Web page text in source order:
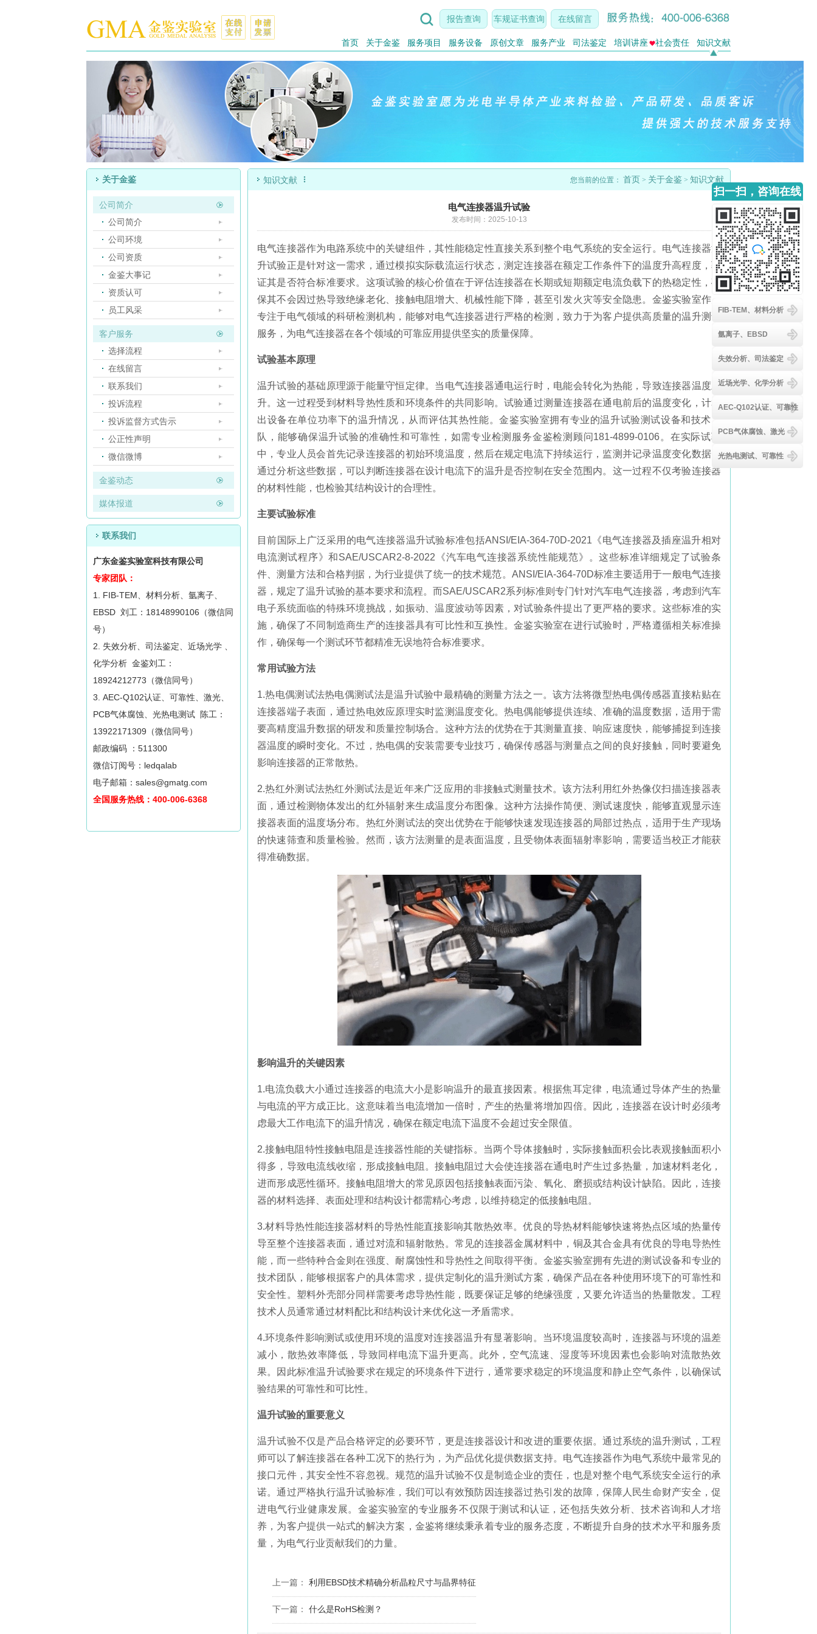
在线留言
车规证书查询
报告查询

首页 关于金鉴 服务项目 服务设备 原创文章 服务产业 司法鉴定 培训讲座 社会责任 知识文献
关于金鉴
公司简介
公司简介
公司环境
公司资质
金鉴大事记
资质认可
员工风采
客户服务
选择流程
在线留言
联系我们
投诉流程
投诉监督方式告示
公正性声明
微信微博
金鉴动态
媒体报道
联系我们
广东金鉴实验室科技有限公司
专家团队：
1. FIB-TEM、材料分析、氩离子、
EBSD 刘工：18148990106（微信同
号）
2. 失效分析、司法鉴定、近场光学 、
化学分析 金鉴刘工：
18924212773（微信同号）
3. AEC-Q102认证、可靠性、激光、
PCB气体腐蚀、光热电测试 陈工：
13922171309（微信同号）
邮政编码 ：511300
微信订阅号：ledqalab
电子邮箱：sales@gmatg.com
全国服务热线：400-006-6368
知识文献  您当前的位置： 首页 > 关于金鉴 > 知识文献
电气连接器温升试验
发布时间：2025-10-13
电气连接器作为电路系统中的关键组件，其性能稳定性直接关系到整个电气系统的安全运行。电气连接器温
升试验正是针对这一需求，通过模拟实际载流运行状态，测定连接器在额定工作条件下的温度升高程度，验
证其是否符合标准要求。这项试验的核心价值在于评估连接器在长期或短期额定电流负载下的热稳定性，确
保其不会因过热导致绝缘老化、接触电阻增大、机械性能下降，甚至引发火灾等安全隐患。金鉴实验室作为
专注于电气领域的科研检测机构，能够对电气连接器进行严格的检测，致力于为客户提供高质量的温升测试
服务，为电气连接器在各个领域的可靠应用提供坚实的质量保障。
试验基本原理
温升试验的基础原理源于能量守恒定律。当电气连接器通电运行时，电能会转化为热能，导致连接器温度上
升。这一过程受到材料导热性质和环境条件的共同影响。试验通过测量连接器在通电前后的温度变化，计算
出设备在单位功率下的温升情况，从而评估其热性能。金鉴实验室拥有专业的温升试验测试设备和技术团
队，能够确保温升试验的准确性和可靠性，如需专业检测服务金鉴检测顾问181-4899-0106。在实际试验
中，专业人员会首先记录连接器的初始环境温度，然后在规定电流下持续运行，监测并记录温度变化数据。
通过分析这些数据，可以判断连接器在设计电流下的温升是否控制在安全范围内。这一过程不仅考验连接器
的材料性能，也检验其结构设计的合理性。
主要试验标准
目前国际上广泛采用的电气连接器温升试验标准包括ANSI/EIA-364-70D-2021《电气连接器及插座温升相对
电流测试程序》和SAE/USCAR2-8-2022《汽车电气连接器系统性能规范》。这些标准详细规定了试验条
件、测量方法和合格判据，为行业提供了统一的技术规范。ANSI/EIA-364-70D标准主要适用于一般电气连接
器，规定了温升试验的基本要求和流程。而SAE/USCAR2系列标准则专门针对汽车电气连接器，考虑到汽车
电子系统面临的特殊环境挑战，如振动、温度波动等因素，对试验条件提出了更严格的要求。这些标准的实
施，确保了不同制造商生产的连接器具有可比性和互换性。金鉴实验室在进行试验时，严格遵循相关标准操
作，确保每一个测试环节都精准无误地符合标准要求。
常用试验方法
1.热电偶测试法热电偶测试法是温升试验中最精确的测量方法之一。该方法将微型热电偶传感器直接粘贴在
连接器端子表面，通过热电效应原理实时监测温度变化。热电偶能够提供连续、准确的温度数据，适用于需
要高精度温升数据的研发和质量控制场合。这种方法的优势在于其测量直接、响应速度快，能够捕捉到连接
器温度的瞬时变化。不过，热电偶的安装需要专业技巧，确保传感器与测量点之间的良好接触，同时要避免
影响连接器的正常散热。
2.热红外测试法热红外测试法是近年来广泛应用的非接触式测量技术。该方法利用红外热像仪扫描连接器表
面，通过检测物体发出的红外辐射来生成温度分布图像。这种方法操作简便、测试速度快，能够直观显示连
接器表面的温度场分布。热红外测试法的突出优势在于能够快速发现连接器的局部过热点，适用于生产现场
的快速筛查和质量检验。然而，该方法测量的是表面温度，且受物体表面辐射率影响，需要适当校正才能获
得准确数据。
影响温升的关键因素
1.电流负载大小通过连接器的电流大小是影响温升的最直接因素。根据焦耳定律，电流通过导体产生的热量
与电流的平方成正比。这意味着当电流增加一倍时，产生的热量将增加四倍。因此，连接器在设计时必须考
虑最大工作电流下的温升情况，确保在额定电流下温度不会超过安全限值。
2.接触电阻特性接触电阻是连接器性能的关键指标。当两个导体接触时，实际接触面积会比表观接触面积小
得多，导致电流线收缩，形成接触电阻。接触电阻过大会使连接器在通电时产生过多热量，加速材料老化，
进而形成恶性循环。接触电阻增大的常见原因包括接触表面污染、氧化、磨损或结构设计缺陷。因此，连接
器的材料选择、表面处理和结构设计都需精心考虑，以维持稳定的低接触电阻。
3.材料导热性能连接器材料的导热性能直接影响其散热效率。优良的导热材料能够快速将热点区域的热量传
导至整个连接器表面，通过对流和辐射散热。常见的连接器金属材料中，铜及其合金具有优良的导电导热性
能，而一些特种合金则在强度、耐腐蚀性和导热性之间取得平衡。金鉴实验室拥有先进的测试设备和专业的
技术团队，能够根据客户的具体需求，提供定制化的温升测试方案，确保产品在各种使用环境下的可靠性和
安全性。塑料外壳部分同样需要考虑导热性能，既要保证足够的绝缘强度，又要允许适当的热量散发。工程
技术人员通常通过材料配比和结构设计来优化这一矛盾需求。
4.环境条件影响测试或使用环境的温度对连接器温升有显著影响。当环境温度较高时，连接器与环境的温差
减小，散热效率降低，导致同样电流下温升更高。此外，空气流速、湿度等环境因素也会影响对流散热效
果。因此标准温升试验要求在规定的环境条件下进行，通常要求稳定的环境温度和静止空气条件，以确保试
验结果的可靠性和可比性。
温升试验的重要意义
温升试验不仅是产品合格评定的必要环节，更是连接器设计和改进的重要依据。通过系统的温升测试，工程
师可以了解连接器在各种工况下的热行为，为产品优化提供数据支持。电气连接器作为电气系统中最常见的
接口元件，其安全性不容忽视。规范的温升试验不仅是制造企业的责任，也是对整个电气系统安全运行的承
诺。通过严格执行温升试验标准，我们可以有效预防因连接器过热引发的故障，保障人民生命财产安全，促
进电气行业健康发展。金鉴实验室的专业服务不仅限于测试和认证，还包括失效分析、技术咨询和人才培
养，为客户提供一站式的解决方案，金鉴将继续秉承着专业的服务态度，不断提升自身的技术水平和服务质
量，为电气行业贡献我们的力量。
上一篇： 利用EBSD技术精确分析晶粒尺寸与晶界特征
下一篇： 什么是RoHS检测？
扫一扫，咨询在线
客服
FIB-TEM、材料分析
氩离子、EBSD
失效分析、司法鉴定
近场光学、化学分析
AEC-Q102认证、可靠性
PCB气体腐蚀、激光
光热电测试、可靠性